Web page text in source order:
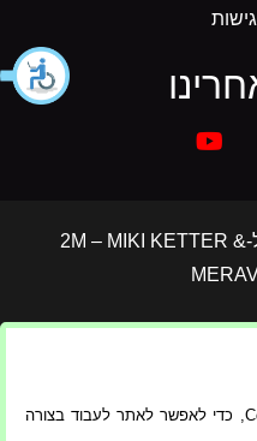
© 2024 כל הזכויות שמורות ל-2M – MIKI KETTER &
דיגיטלי
באתר זה אנו משתמשים בקבצי Cookies, כדי לאפשר לאתר לעבוד בצורה